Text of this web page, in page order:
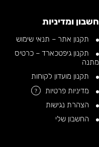
חשבון ומדיניות
תקנון אתר – תנאי שימוש
תקנון גיפטכארד – כרטיס
מתנה
תקנון מועדון לקוחות
מדיניות פרטיות
?
הצהרת נגישות
החשבון שלי